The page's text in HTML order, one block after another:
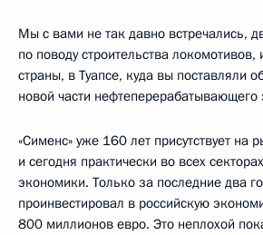
Мы с вами не так давно встречались,
по поводу строительства
страны, в Туапсе, куда вы поставляли
новой части нефтеперерабатывающего
«Сименс» уже 160 лет присутствует на
и сегодня практически во всех
экономики. Только за последние два
проинвестировал в российскую
800 миллионов евро. Это неплохой